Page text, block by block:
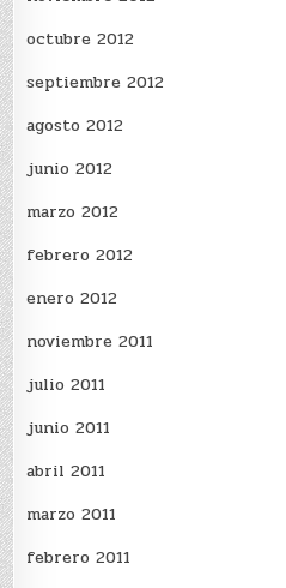
octubre 2012
septiembre 2012
agosto 2012
junio 2012
marzo 2012
febrero 2012
enero 2012
noviembre 2011
julio 2011
junio 2011
abril 2011
marzo 2011
febrero 2011